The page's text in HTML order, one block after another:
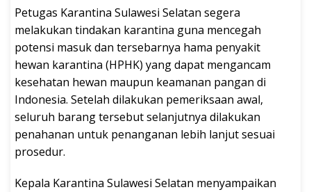
Petugas Karantina Sulawesi Selatan segera
melakukan tindakan karantina guna mencegah
potensi masuk dan tersebarnya hama penyakit
hewan karantina (HPHK) yang dapat mengancam
kesehatan hewan maupun keamanan pangan di
Indonesia. Setelah dilakukan pemeriksaan awal,
seluruh barang tersebut selanjutnya dilakukan
penahanan untuk penanganan lebih lanjut sesuai
prosedur.
Kepala Karantina Sulawesi Selatan menyampaikan